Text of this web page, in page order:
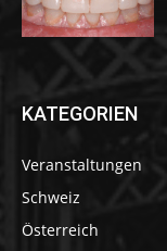
KATEGORIEN
Veranstaltungen
Schweiz
Österreich